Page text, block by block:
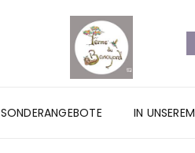
SONDERANGEBOTE IN